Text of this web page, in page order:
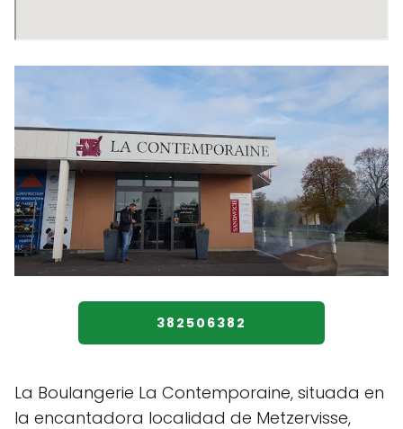
382506382
La Boulangerie La Contemporaine, situada en
la encantadora localidad de Metzervisse,